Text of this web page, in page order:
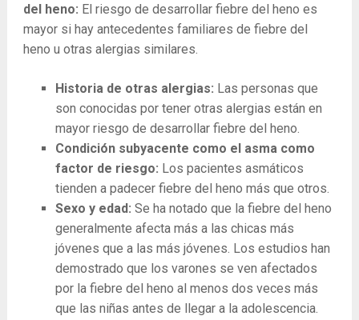
del heno: El riesgo de desarrollar fiebre del heno es
mayor si hay antecedentes familiares de fiebre del
heno u otras alergias similares.
Historia de otras alergias: Las personas que
son conocidas por tener otras alergias están en
mayor riesgo de desarrollar fiebre del heno.
Condición subyacente como el asma como
factor de riesgo: Los pacientes asmáticos
tienden a padecer fiebre del heno más que otros.
Sexo y edad: Se ha notado que la fiebre del heno
generalmente afecta más a las chicas más
jóvenes que a las más jóvenes. Los estudios han
demostrado que los varones se ven afectados
por la fiebre del heno al menos dos veces más
que las niñas antes de llegar a la adolescencia.